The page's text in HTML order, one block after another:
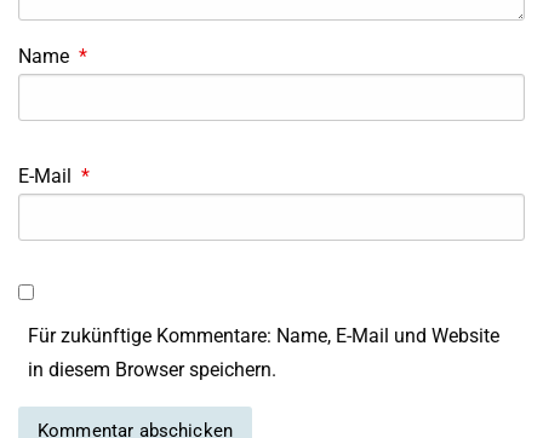
Name *
E-Mail *
Für zukünftige Kommentare: Name, E-Mail und Website
in diesem Browser speichern.